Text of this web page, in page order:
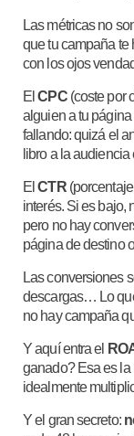
Las métricas no
que tu campaña te
con los ojos
ElCPC(coste por
alguien a tu página
fallando: quizá el
libro a la
ElCTR(porcentaje
interés. Si es bajo,
pero no hay
página de destino
Las conversiones
descargas… Lo
no hay campaña
Y aquí entra el
ganado? Esa es la
idealmente
Y el gran secreto: